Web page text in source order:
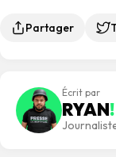
Partager
Écrit par
RYAN!